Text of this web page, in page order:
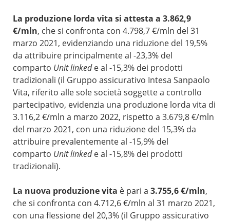
La produzione lorda vita si attesta a 3.862,9
€/mln, che si confronta con 4.798,7 €/mln del 31
marzo 2021, evidenziando una riduzione del 19,5%
da attribuire principalmente al -23,3% del
comparto Unit linkede al -15,3% dei prodotti
tradizionali (il Gruppo assicurativo Intesa Sanpaolo
Vita, riferito alle sole società soggette a controllo
partecipativo, evidenzia una produzione lorda vita di
3.116,2 €/mln a marzo 2022, rispetto a 3.679,8 €/mln
del marzo 2021, con una riduzione del 15,3% da
attribuire prevalentemente al -15,9% del
comparto Unit linkede al -15,8% dei prodotti
tradizionali).
La nuova produzione vita è pari a 3.755,6 €/mln,
che si confronta con 4.712,6 €/mln al 31 marzo 2021,
con una flessione del 20,3% (il Gruppo assicurativo